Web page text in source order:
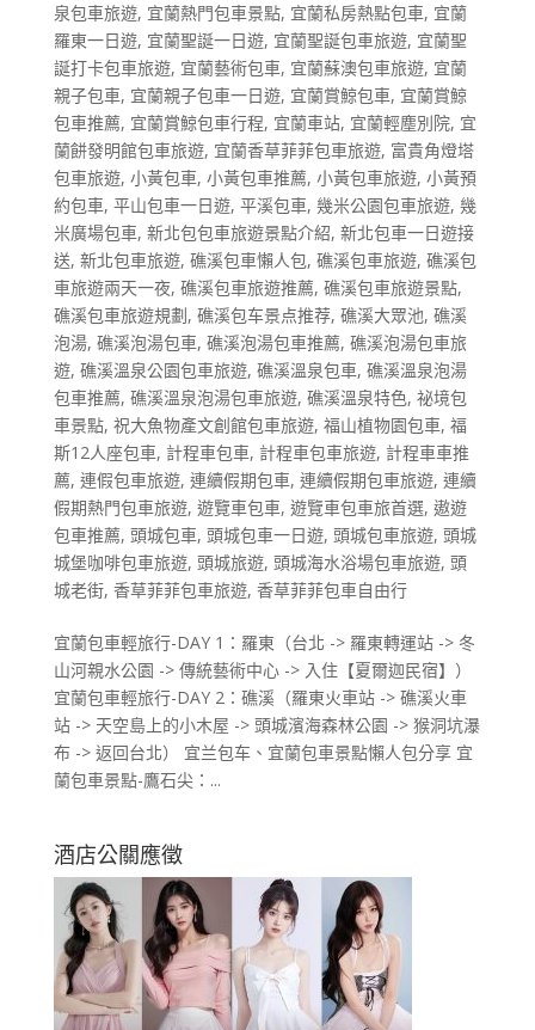
泉包車旅遊, 宜蘭熱門包車景點, 宜蘭私房熱點包車, 宜蘭
羅東一日遊, 宜蘭聖誕一日遊, 宜蘭聖誕包車旅遊, 宜蘭聖
誕打卡包車旅遊, 宜蘭藝術包車, 宜蘭蘇澳包車旅遊, 宜蘭
親子包車, 宜蘭親子包車一日遊, 宜蘭賞鯨包車, 宜蘭賞鯨
包車推薦, 宜蘭賞鯨包車行程, 宜蘭車站, 宜蘭輕塵別院, 宜
蘭餅發明館包車旅遊, 宜蘭香草菲菲包車旅遊, 富貴角燈塔
包車旅遊, 小黃包車, 小黃包車推薦, 小黃包車旅遊, 小黃預
約包車, 平山包車一日遊, 平溪包車, 幾米公園包車旅遊, 幾
米廣場包車, 新北包包車旅遊景點介紹, 新北包車一日遊接
送, 新北包車旅遊, 礁溪包車懶人包, 礁溪包車旅遊, 礁溪包
車旅遊兩天一夜, 礁溪包車旅遊推薦, 礁溪包車旅遊景點,
礁溪包車旅遊規劃, 礁溪包车景点推荐, 礁溪大眾池, 礁溪
泡湯, 礁溪泡湯包車, 礁溪泡湯包車推薦, 礁溪泡湯包車旅
遊, 礁溪溫泉公園包車旅遊, 礁溪溫泉包車, 礁溪溫泉泡湯
包車推薦, 礁溪溫泉泡湯包車旅遊, 礁溪溫泉特色, 祕境包
車景點, 祝大魚物產文創館包車旅遊, 福山植物園包車, 福
斯12人座包車, 計程車包車, 計程車包車旅遊, 計程車車推
薦, 連假包車旅遊, 連續假期包車, 連續假期包車旅遊, 連續
假期熱門包車旅遊, 遊覽車包車, 遊覽車包車旅首選, 遨遊
包車推薦, 頭城包車, 頭城包車一日遊, 頭城包車旅遊, 頭城
城堡咖啡包車旅遊, 頭城旅遊, 頭城海水浴場包車旅遊, 頭
城老街, 香草菲菲包車旅遊, 香草菲菲包車自由行
宜蘭包車輕旅行-DAY 1：羅東（台北 -> 羅東轉運站 -> 冬
山河親水公園 -> 傳統藝術中心 -> 入住【夏爾迦民宿】）
宜蘭包車輕旅行-DAY 2：礁溪（羅東火車站 -> 礁溪火車
站 -> 天空島上的小木屋 -> 頭城濱海森林公園 -> 猴洞坑瀑
布 -> 返回台北） 宜兰包车、宜蘭包車景點懶人包分享 宜
蘭包車景點-鷹石尖：...
酒店公關應徵